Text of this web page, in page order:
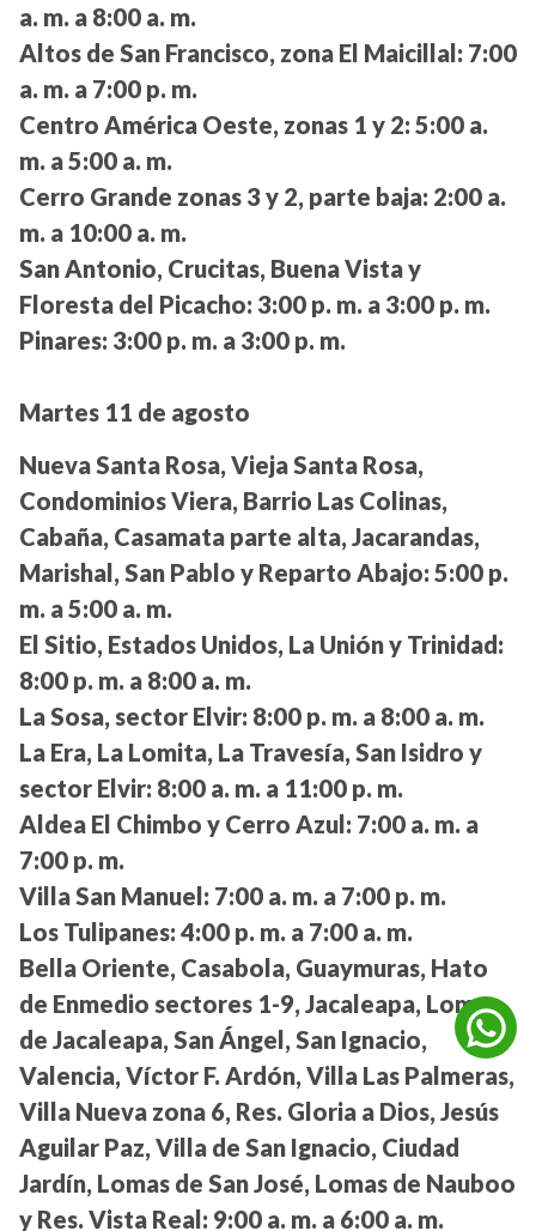
a. m. a 8:00 a. m.
Altos de San Francisco, zona El Maicillal: 7:00
a. m. a 7:00 p. m.
Centro América Oeste, zonas 1 y 2: 5:00 a.
m. a 5:00 a. m.
Cerro Grande zonas 3 y 2, parte baja: 2:00 a.
m. a 10:00 a. m.
San Antonio, Crucitas, Buena Vista y
Floresta del Picacho: 3:00 p. m. a 3:00 p. m.
Pinares: 3:00 p. m. a 3:00 p. m.
Martes 11 de agosto
Nueva Santa Rosa, Vieja Santa Rosa,
Condominios Viera, Barrio Las Colinas,
Cabaña, Casamata parte alta, Jacarandas,
Marishal, San Pablo y Reparto Abajo: 5:00 p.
m. a 5:00 a. m.
El Sitio, Estados Unidos, La Unión y Trinidad:
8:00 p. m. a 8:00 a. m.
La Sosa, sector Elvir: 8:00 p. m. a 8:00 a. m.
La Era, La Lomita, La Travesía, San Isidro y
sector Elvir: 8:00 a. m. a 11:00 p. m.
Aldea El Chimbo y Cerro Azul: 7:00 a. m. a
7:00 p. m.
Villa San Manuel: 7:00 a. m. a 7:00 p. m.
Los Tulipanes: 4:00 p. m. a 7:00 a. m.
Bella Oriente, Casabola, Guaymuras, Hato
de Enmedio sectores 1-9, Jacaleapa, Lomas
de Jacaleapa, San Ángel, San Ignacio,
Valencia, Víctor F. Ardón, Villa Las Palmeras,
Villa Nueva zona 6, Res. Gloria a Dios, Jesús
Aguilar Paz, Villa de San Ignacio, Ciudad
Jardín, Lomas de San José, Lomas de Nauboo
y Res. Vista Real: 9:00 a. m. a 6:00 a. m.